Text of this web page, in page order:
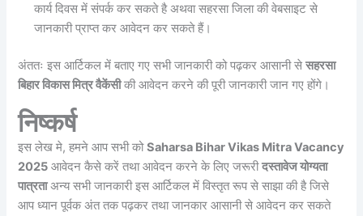
कार्य दिवस में संपर्क कर सकते है अथवा सहरसा जिला की वेबसाइट से
जानकारी प्राप्त कर आवेदन कर सकते हैं।
अंततः इस आर्टिकल में बताए गए सभी जानकारी को पढ़कर आसानी सेसहरसा
बिहार विकास मित्र वैकेंसीकी आवेदन करने की पूरी जानकारी जान गए होंगे।
निष्कर्ष
इस लेख मे, हमने आप सभी कोSaharsa Bihar Vikas Mitra Vacancy
2025 आवेदन कैसे करें तथा आवेदन करने के लिए जरूरीदस्तावेज योग्यता
पात्रताअन्य सभी जानकारी इस आर्टिकल में विस्तृत रूप से साझा की है जिसे
आप ध्यान पूर्वक अंत तक पढ़कर तथा जानकार आसानी से आवेदन कर सकते